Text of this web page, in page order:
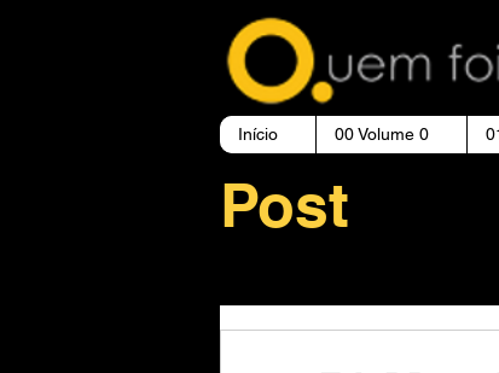
Início 00 Volume 0
Post